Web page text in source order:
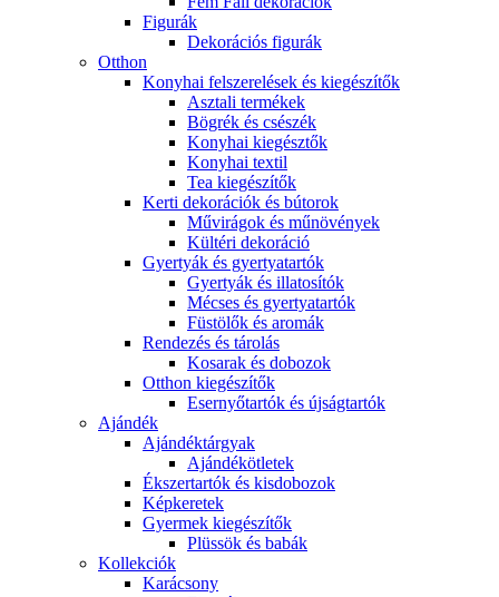
Figurák
Dekorációs figurák
Otthon
Konyhai felszerelések és kiegészítők
Asztali termékek
Bögrék és csészék
Konyhai kiegésztők
Konyhai textil
Tea kiegészítők
Kerti dekorációk és bútorok
Művirágok és műnövények
Kültéri dekoráció
Gyertyák és gyertyatartók
Gyertyák és illatosítók
Mécses és gyertyatartók
Füstölők és aromák
Rendezés és tárolás
Kosarak és dobozok
Otthon kiegészítők
Esernyőtartók és újságtartók
Ajándék
Ajándéktárgyak
Ajándékötletek
Ékszertartók és kisdobozok
Képkeretek
Gyermek kiegészítők
Plüssök és babák
Kollekciók
Karácsony